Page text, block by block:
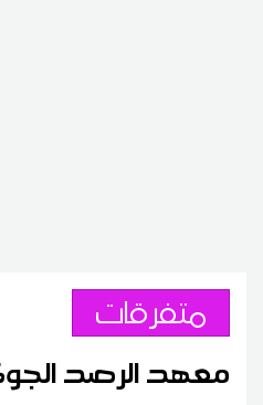
متفرقات
معهد الرصد